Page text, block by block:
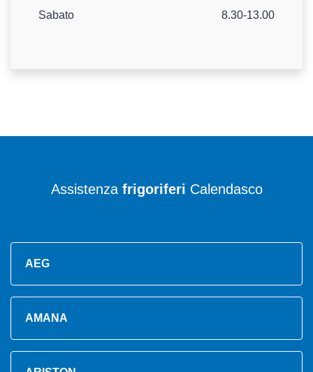
Sabato 8.30-13.00
Assistenza frigoriferi Calendasco
AEG
AMANA